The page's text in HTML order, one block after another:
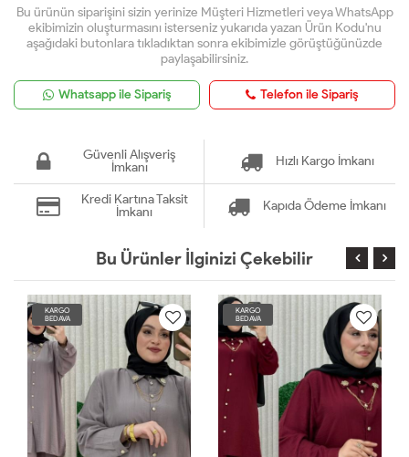
Bu ürünün siparişini sizin yerinize Müşteri Hizmetleri veya WhatsApp
ekibimizin oluşturmasını isterseniz yukarıda yazan Ürün Kodu'nu
aşağıdaki butonlara tıkladıktan sonra ekibimizle görüştüğünüzde
paylaşabilirsiniz.
Whatsapp ile Sipariş Telefon ile Sipariş
Güvenli Alışveriş
İmkanı
Hızlı Kargo İmkanı
Kredi Kartına Taksit
İmkanı
Kapıda Ödeme İmkanı
Bu Ürünler İlginizi Çekebilir
KARGO
BEDAVA
KARGO
BEDAVA